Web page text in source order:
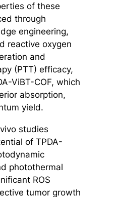
of these
through
engineering,
reactive oxygen
and
(PTT) efficacy,
ViBT-COF, which
absorption,
yield.
studies
of TPDA-
photothermal
ROS
tumor growth